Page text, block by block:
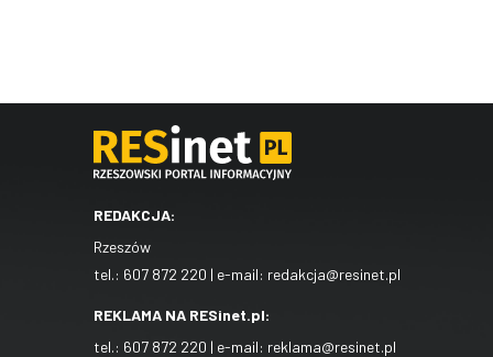
REDAKCJA:
Rzeszów
tel.: 607 872 220 | e-mail: redakcja@resinet.pl
REKLAMA NA RESinet.pl:
tel.: 607 872 220 | e-mail: reklama@resinet.pl